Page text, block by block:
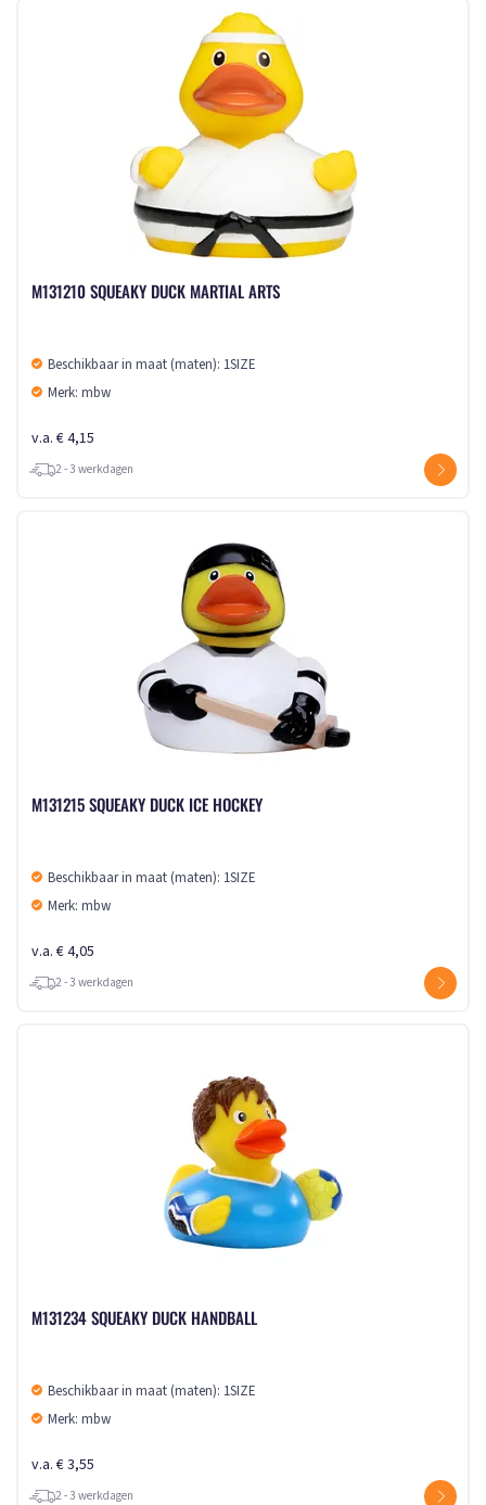
M131210 SQUEAKY DUCK MARTIAL ARTS
Beschikbaar in maat (maten): 1SIZE
Merk: mbw
v.a. € 4,15
2 - 3 werkdagen
M131215 SQUEAKY DUCK ICE HOCKEY
Beschikbaar in maat (maten): 1SIZE
Merk: mbw
v.a. € 4,05
2 - 3 werkdagen
M131234 SQUEAKY DUCK HANDBALL
Beschikbaar in maat (maten): 1SIZE
Merk: mbw
v.a. € 3,55
2 - 3 werkdagen